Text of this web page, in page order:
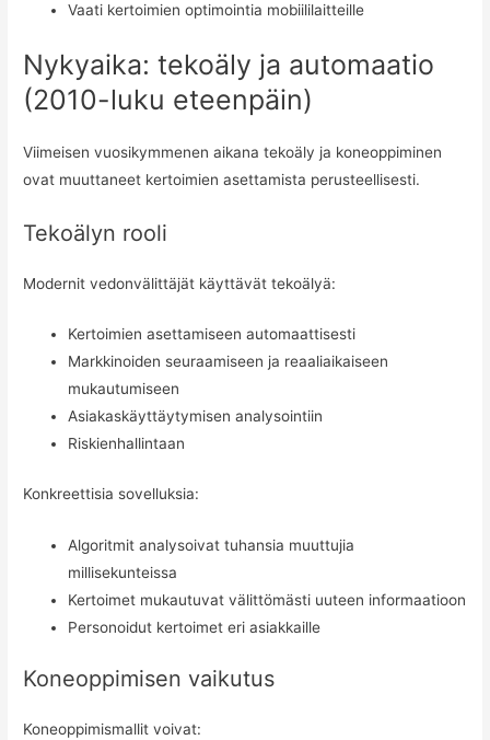
Vaati kertoimien optimointia mobiililaitteille
Nykyaika: tekoäly ja automaatio
(2010-luku eteenpäin)
Viimeisen vuosikymmenen aikana tekoäly ja koneoppiminen
ovat muuttaneet kertoimien asettamista perusteellisesti.
Tekoälyn rooli
Modernit vedonvälittäjät käyttävät tekoälyä:
Kertoimien asettamiseen automaattisesti
Markkinoiden seuraamiseen ja reaaliaikaiseen
mukautumiseen
Asiakaskäyttäytymisen analysointiin
Riskienhallintaan
Konkreettisia sovelluksia:
Algoritmit analysoivat tuhansia muuttujia
millisekunteissa
Kertoimet mukautuvat välittömästi uuteen informaatioon
Personoidut kertoimet eri asiakkaille
Koneoppimisen vaikutus
Koneoppimismallit voivat: